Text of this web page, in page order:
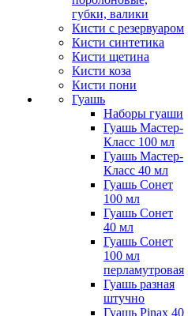
губки, валики
Кисти с резервуаром
Кисти синтетика
Кисти щетина
Кисти коза
Кисти пони
Гуашь
Наборы гуаши
Гуашь Мастер-
Класс 100 мл
Гуашь Мастер-
Класс 40 мл
Гуашь Сонет
100 мл
Гуашь Сонет
40 мл
Гуашь Сонет
100 мл
перламутровая
Гуашь разная
штучно
Гуашь Pinax 40